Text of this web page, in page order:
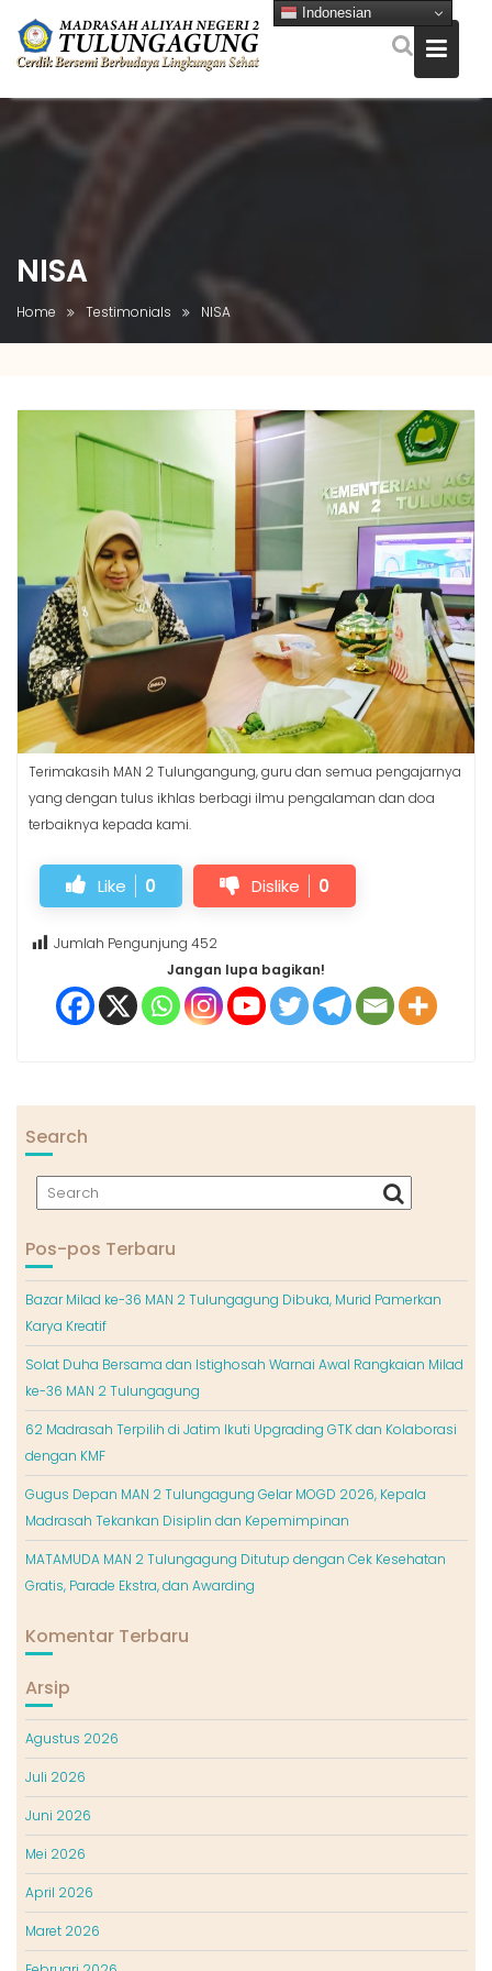
NISA
Home Testimonials NISA
Terimakasih MAN 2 Tulungangung, guru dan semua pengajarnya
yang dengan tulus ikhlas berbagi ilmu pengalaman dan doa
terbaiknya kepada kami.
Like 0 Dislike 0
Jumlah Pengunjung 452
Jangan lupa bagikan!
Search
Pos-pos Terbaru
Bazar Milad ke-36 MAN 2 Tulungagung Dibuka, Murid Pamerkan
Karya Kreatif
Solat Duha Bersama dan Istighosah Warnai Awal Rangkaian Milad
ke-36 MAN 2 Tulungagung
62 Madrasah Terpilih di Jatim Ikuti Upgrading GTK dan Kolaborasi
dengan KMF
Gugus Depan MAN 2 Tulungagung Gelar MOGD 2026, Kepala
Madrasah Tekankan Disiplin dan Kepemimpinan
MATAMUDA MAN 2 Tulungagung Ditutup dengan Cek Kesehatan
Gratis, Parade Ekstra, dan Awarding
Komentar Terbaru
Arsip
Agustus 2026
Juli 2026
Juni 2026
Mei 2026
April 2026
Maret 2026
Indonesian